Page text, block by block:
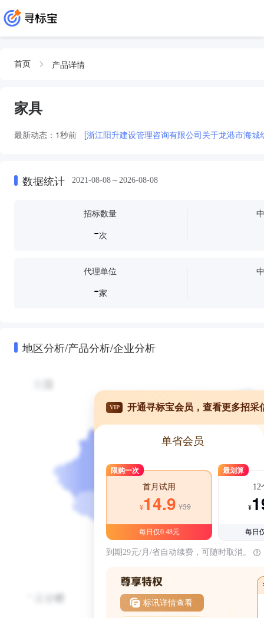
首页 产品详情
家具
最新动态： 1秒前 [浙江阳升建设管理咨询有限公司关于龙港市海
数据统计 2021-08-08～2026-08-08
招标数量
-次
代理单位
-家
地区分析/产品分析/企业分析
VIP 开通寻标宝会员，查看更多招采
单省会员
限购一次
首月试用
¥14.9 ¥39
每日仅0.48元
最划算
12
¥
每日
到期29元/月/省自动续费，可随时取消。
标讯详情查看